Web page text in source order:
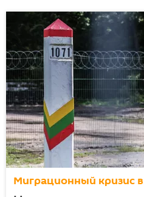
Миграционный кризис